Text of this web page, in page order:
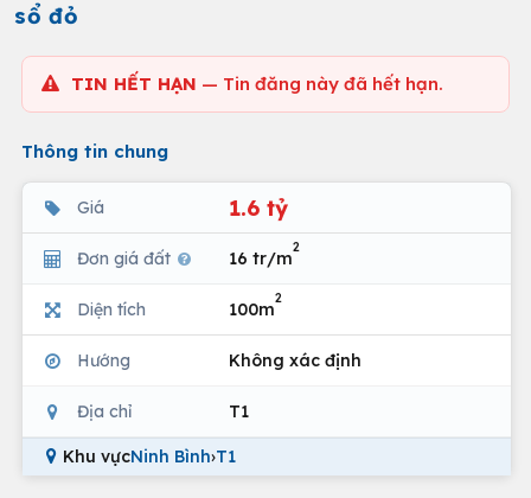
sổ đỏ
TIN HẾT HẠN — Tin đăng này đã hết hạn.
Thông tin chung
Giá 1.6 tỷ
Đơn giá đất 16 tr/m
2
Diện tích 100m
2
Hướng Không xác định
Địa chỉ T1
Khu vựcNinh Bình›T1